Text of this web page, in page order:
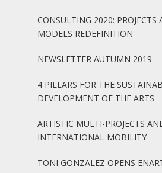
CONSULTING 2020: PROJECTS
MODELS REDEFINITION
NEWSLETTER AUTUMN 2019
4 PILLARS FOR THE
DEVELOPMENT OF THE ARTS
ARTISTIC MULTI-PROJECTS
INTERNATIONAL MOBILITY
TONI GONZALEZ OPENS